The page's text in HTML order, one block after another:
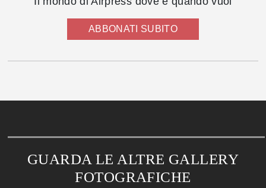
ABBONATI SUBITO
GUARDA LE ALTRE GALLERY
FOTOGRAFICHE